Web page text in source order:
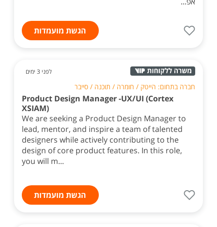
הגשת מועמדות
לפני 3 ימים
חברה בתחום: הייטק / חומרה / תוכנה / סייבר
Product Design Manager -UX/UI (Cortex
XSIAM)
We are seeking a Product Design Manager to
lead, mentor, and inspire a team of talented
designers while actively contributing to the
design of core product features. In this role,
you will m...
הגשת מועמדות